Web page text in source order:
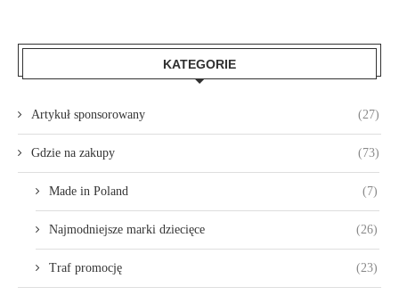
KATEGORIE
Artykuł sponsorowany (27)
Gdzie na zakupy (73)
Made in Poland (7)
Najmodniejsze marki dziecięce (26)
Traf promocję (23)